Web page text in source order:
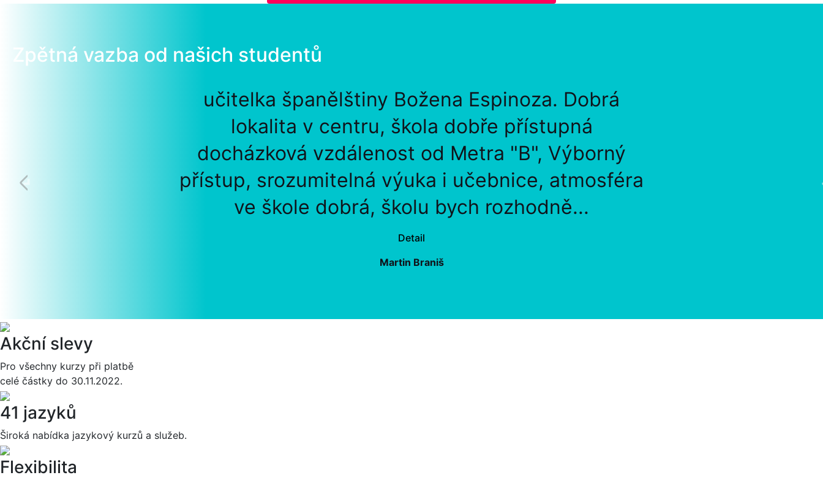
Zpětná vazba od našich studentů
učitelka španělštiny Božena Espinoza. Dobrá
lokalita v centru, škola dobře přístupná
docházková vzdálenost od Metra "B", Výborný
přístup, srozumitelná výuka i učebnice, atmosféra
ve škole dobrá, školu bych rozhodně...
Detail
Martin Braniš
Akční slevy
Pro všechny kurzy při platbě
celé částky do 30.11.2022.
41 jazyků
Široká nabídka jazykový kurzů a služeb.
Flexibilita